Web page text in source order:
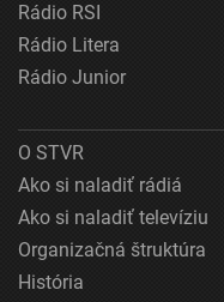
Rádio RSI
Rádio Litera
Rádio Junior
O STVR
Ako si naladiť rádiá
Ako si naladiť televíziu
Organizačná štruktúra
História